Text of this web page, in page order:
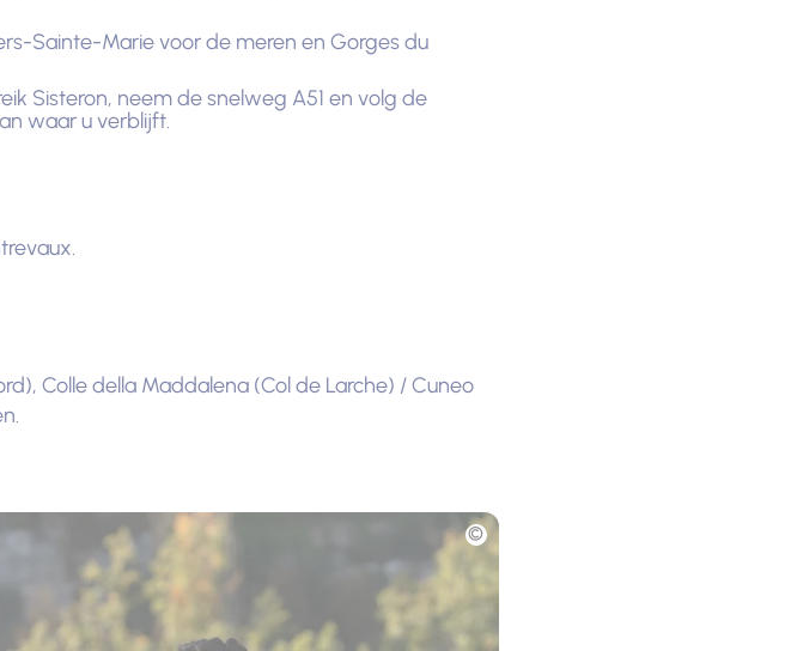
Sainte-Marie voor de meren en Gorges du
Sisteron, neem de snelweg A51 en volg de
waar u verblijft.
Colle della Maddalena (Col de Larche) / Cuneo